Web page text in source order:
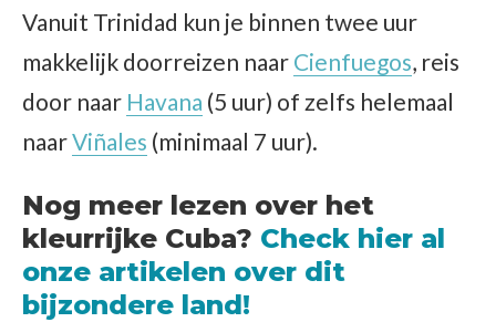
Vanuit Trinidad kun je binnen twee uur
makkelijk doorreizen naar Cienfuegos, reis
door naar Havana (5 uur) of zelfs helemaal
naarViñales (minimaal 7 uur).
Nog meer lezen over het
kleurrijke Cuba? Check hier al
onze artikelen over dit
bijzondere land!